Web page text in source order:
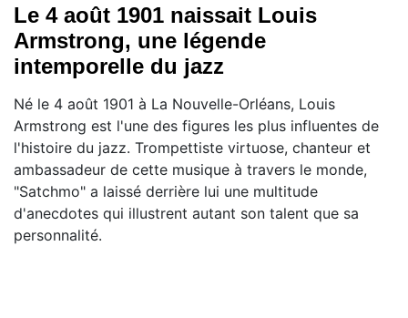
Le 4 août 1901 naissait Louis
Armstrong, une légende
intemporelle du jazz
Né le 4 août 1901 à La Nouvelle-Orléans, Louis
Armstrong est l'une des figures les plus influentes de
l'histoire du jazz. Trompettiste virtuose, chanteur et
ambassadeur de cette musique à travers le monde,
"Satchmo" a laissé derrière lui une multitude
d'anecdotes qui illustrent autant son talent que sa
personnalité.